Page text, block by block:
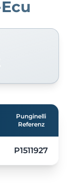
Punginelli
Referenz
P1511927